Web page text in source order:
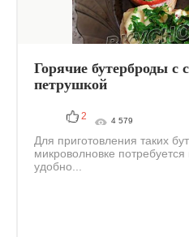
Горячие бутерброды
петрушкой
2 4 579
Для приготовления таких
микроволновке
удобно...